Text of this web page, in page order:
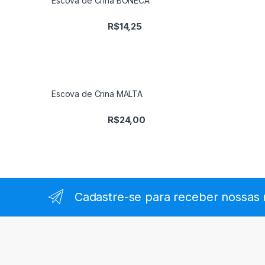
R$14,25
Escova de Crina MALTA
R$24,00
Cadastre-se para receber nossas